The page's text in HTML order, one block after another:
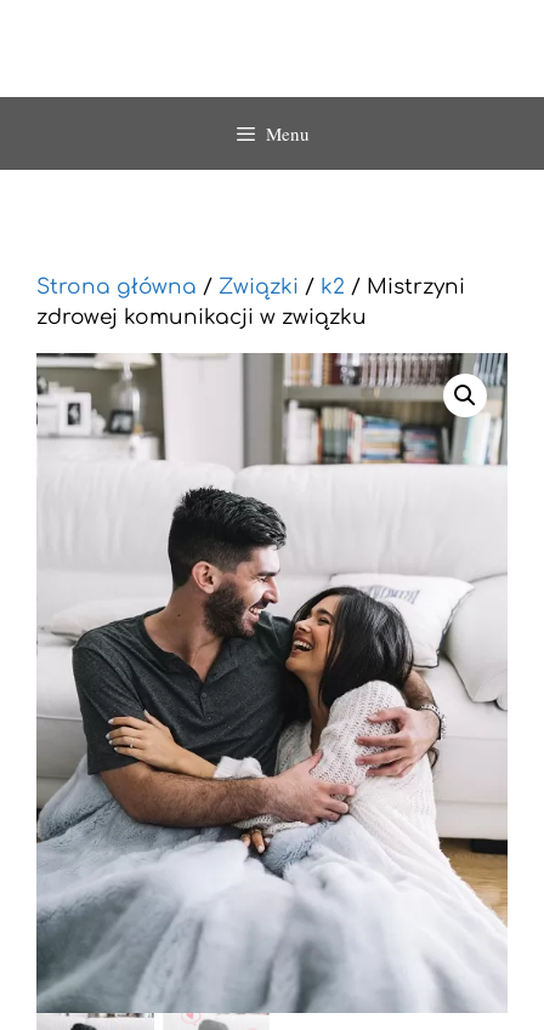
Menu
Strona główna / Związki / k2 / Mistrzyni
zdrowej komunikacji w związku